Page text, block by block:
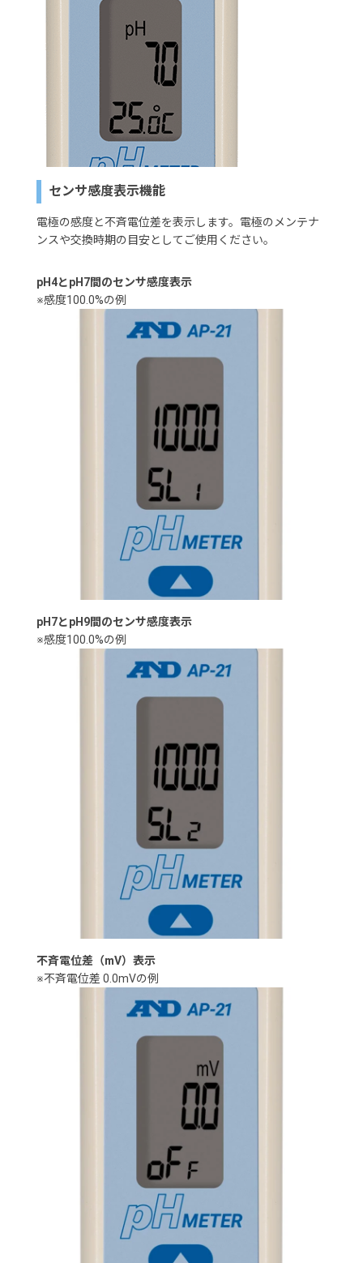
センサ感度表示機能
電極の感度と不斉電位差を表示します。電極のメンテナ
ンスや交換時期の目安としてご使用ください。
pH4とpH7間のセンサ感度表示
※感度100.0%の例
pH7とpH9間のセンサ感度表示
※感度100.0%の例
不斉電位差（mV）表示
※不斉電位差 0.0mVの例